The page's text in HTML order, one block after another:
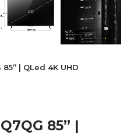
| QLed 4K UHD
85” |